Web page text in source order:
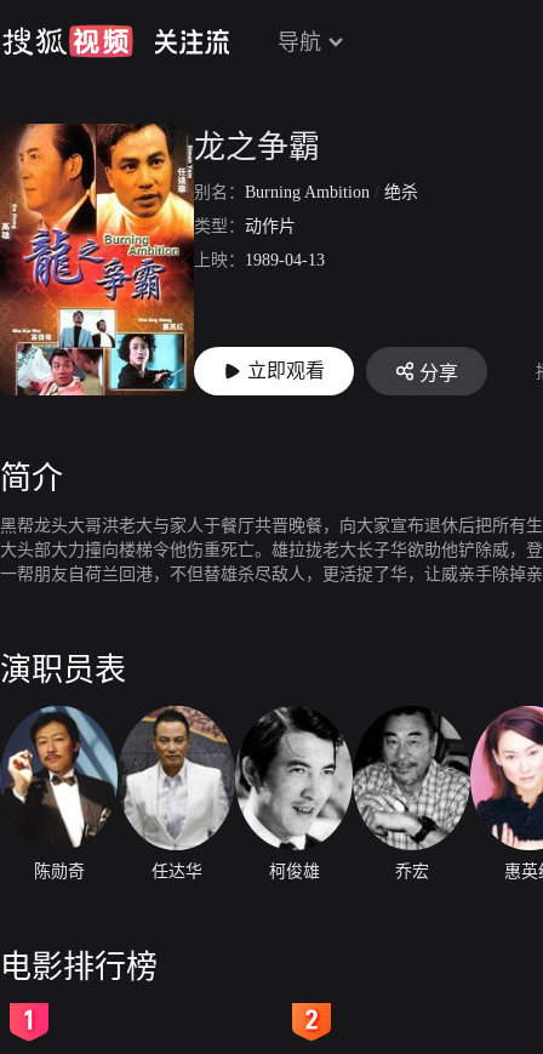
导航
龙之争霸
别名： Burning Ambition / 绝杀
类型： 动作片
上映： 1989-04-13
立即观看 分享
简介
黑帮龙头大哥洪老大与家人于餐厅共晋晚餐，向大家宣布退休后把所有
大头部大力撞向楼梯令他伤重死亡。雄拉拢老大长子华欲助他铲除威，
一帮朋友自荷兰回港，不但替雄杀尽敌人，更活捉了华，让威亲手除掉
演职员表
陈勋奇 任达华 柯俊雄 乔宏 惠英
电影排行榜